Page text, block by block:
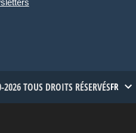
TOUS DROITS RÉSERVÉSFR